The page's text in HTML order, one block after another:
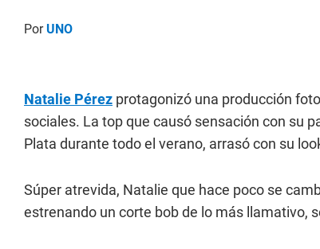
PorUNO
Natalie Pérez protagonizó una producción
sociales. La top que causó sensación con su
Plata durante todo el verano, arrasó con su
Súper atrevida, Natalie que hace poco se
estrenando un corte bob de lo más llamativo,